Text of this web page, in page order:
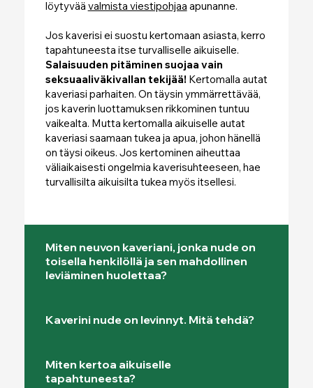
löytyvää valmista viestipohjaa apunanne.
Jos kaverisi ei suostu kertomaan asiasta, kerro
tapahtuneesta itse turvalliselle aikuiselle.
Salaisuuden pitäminen suojaa vain
seksuaaliväkivallan tekijää! Kertomalla autat
kaveriasi parhaiten. On täysin ymmärrettävää,
jos kaverin luottamuksen rikkominen tuntuu
vaikealta. Mutta kertomalla aikuiselle autat
kaveriasi saamaan tukea ja apua, johon hänellä
on täysi oikeus. Jos kertominen aiheuttaa
väliaikaisesti ongelmia kaverisuhteeseen, hae
turvallisilta aikuisilta tukea myös itsellesi.
Miten neuvon kaveriani, jonka nude on
toisella henkilöllä ja sen mahdollinen
leviäminen huolettaa?
Kaverini nude on levinnyt. Mitä tehdä?
Miten kertoa aikuiselle
tapahtuneesta?